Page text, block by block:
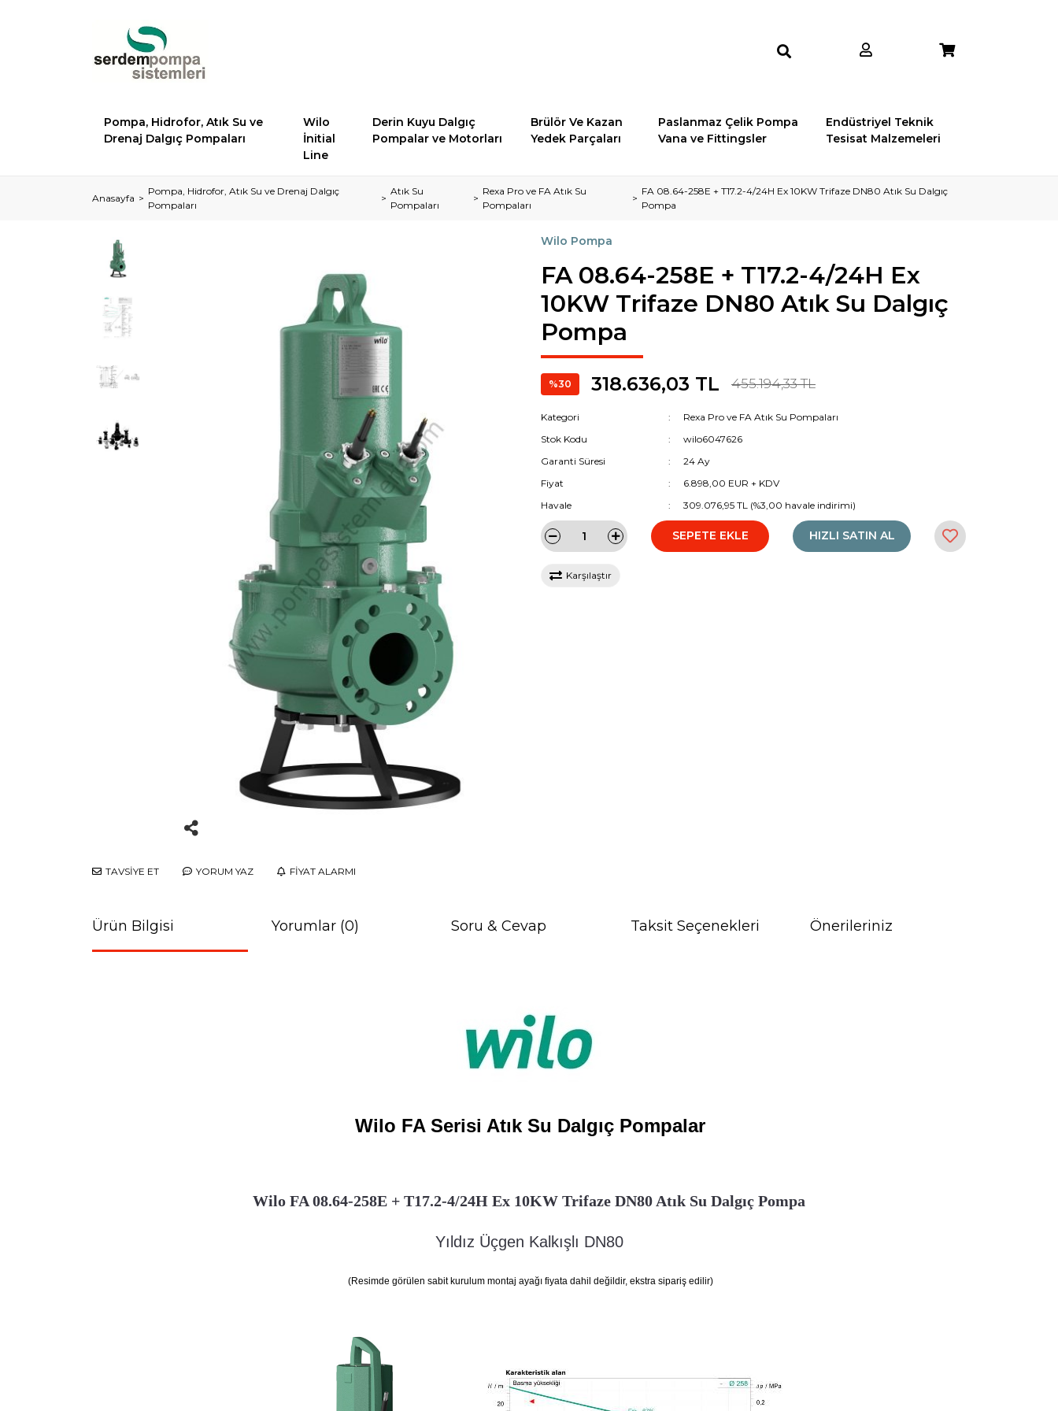
Pompa, Hidrofor, Atık Su ve
Drenaj Dalgıç Pompaları
Wilo
İnitial
Line
Derin Kuyu Dalgıç
Pompalar ve Motorları
Brülör Ve Kazan
Yedek Parçaları
Paslanmaz Çelik Pompa
Vana ve Fittingsler
Endüstriyel Teknik
Tesisat Malzemeleri
Anasayfa
Pompa, Hidrofor, Atık Su ve Drenaj Dalgıç
Pompaları
Atık Su
Pompaları
Rexa Pro ve FA Atık Su
Pompaları
FA 08.64-258E + T17.2-4/24H Ex 10KW Trifaze DN80 Atık Su Dalgıç
Pompa
TAVSİYE ET YORUM YAZ FİYAT ALARMI
Wilo Pompa
FA 08.64-258E + T17.2-4/24H Ex
10KW Trifaze DN80 Atık Su Dalgıç
Pompa
%30 318.636,03 TL 455.194,33 TL
Kategori
Rexa Pro ve FA Atık Su Pompaları
Stok Kodu
wilo6047626
Garanti Süresi
24 Ay
Fiyat
6.898,00 EUR + KDV
Havale
309.076,95 TL (%3,00 havale indirimi)
SEPETE EKLE HIZLI SATIN AL
Karşılaştır
Ürün Bilgisi Yorumlar (0) Soru & Cevap Taksit Seçenekleri Önerileriniz
Wilo FA Serisi Atık Su Dalgıç Pompalar
Wilo FA 08.64-258E + T17.2-4/24H Ex 10KW Trifaze DN80 Atık Su Dalgıç Pompa
Yıldız Üçgen Kalkışlı DN80
(Resimde görülen sabit kurulum montaj ayağı fiyata dahil değildir, ekstra sipariş edilir)